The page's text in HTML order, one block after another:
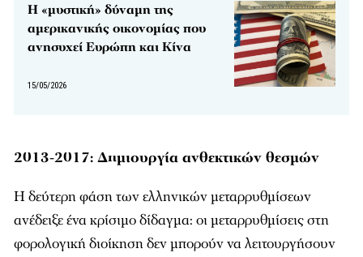
Η «μυστική» δύναμη της
αμερικανικής οικονομίας που
ανησυχεί Ευρώπη και Κίνα
15/05/2026
2013-2017: Δημιουργία ανθεκτικών θεσμών
Η δεύτερη φάση των ελληνικών μεταρρυθμίσεων
ανέδειξε ένα κρίσιμο δίδαγμα: οι μεταρρυθμίσεις στη
φορολογική διοίκηση δεν μπορούν να λειτουργήσουν